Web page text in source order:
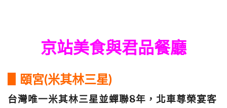
京站美食與君品餐廳
▋頤宮(米其林三星)
台灣唯一米其林三星並蟬聯8年，北車尊榮宴客